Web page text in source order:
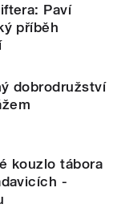
Paví
příběh
dobrodružství
kouzlo tábora
-